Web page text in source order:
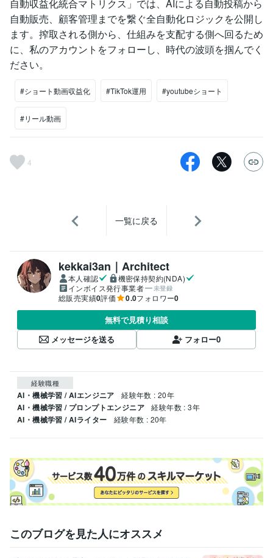
自動収益化統合マトリクス」では、AIによる自動投稿から
自動販売、顧客管理までを繋ぐ全自動化ロジックを公開し
ます。搾取される側から、仕組みを支配する側へ回るため
に、私のアカウントをフォローし、時代の波頭を掴んでく
ださい。
#ショート動画収益化 #TikTok運用 #youtubeショート
#リール動画
4
一覧に戻る
kekkai3an｜Architect
本人確認
機密保持契約(NDA)
インボイス発行事業者
未登録
総販売実績0評価 0.0フォロワー0
無料で見積り相談
メッセージを送る
フォロー0
経験職種
AI・機械学習 / AIエンジニア 経験年数 : 20年
AI・機械学習 / プロンプトエンジニア 経験年数 : 3年
AI・機械学習 / AIライター 経験年数 : 20年
このブログを見た人にオススメ